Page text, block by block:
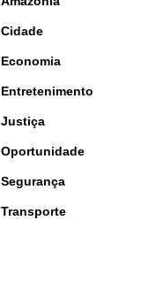
Cidade
Economia
Entretenimento
Justiça
Oportunidade
Segurança
Transporte